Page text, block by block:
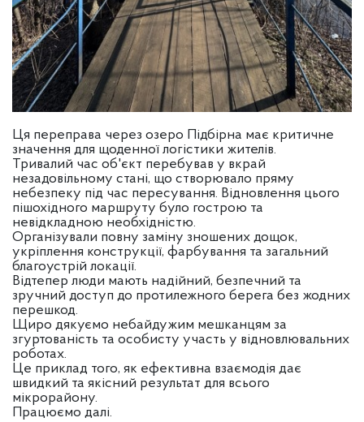
Ця переправа через озеро Підбірна має критичне
значення для щоденної логістики жителів.
Тривалий час об'єкт перебував у вкрай
незадовільному стані, що створювало пряму
небезпеку під час пересування. Відновлення цього
пішохідного маршруту було гострою та
невідкладною необхідністю.
Організували повну заміну зношених дощок,
укріплення конструкції, фарбування та загальний
благоустрій локації.
Відтепер люди мають надійний, безпечний та
зручний доступ до протилежного берега без жодних
перешкод.
Щиро дякуємо небайдужим мешканцям за
згуртованість та особисту участь у відновлювальних
роботах.
Це приклад того, як ефективна взаємодія дає
швидкий та якісний результат для всього
мікрорайону.
Працюємо далі.